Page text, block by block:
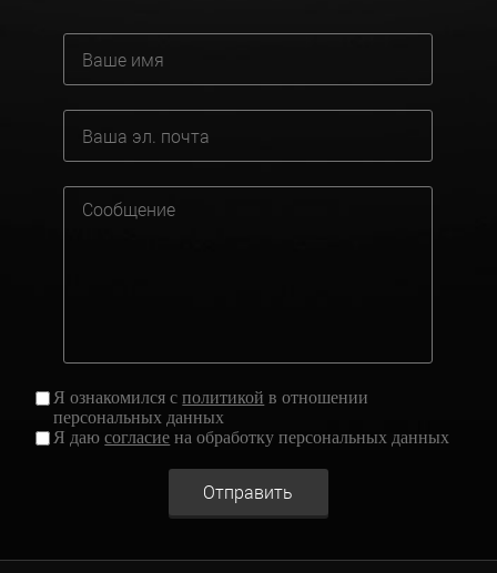
Я ознакомился сполитикой в отношении
персональных данных
Я даюсогласие на обработку персональных данных
Отправить